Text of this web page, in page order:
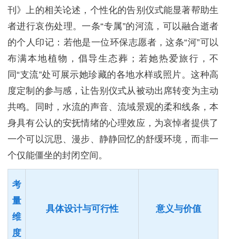
刊》上的相关论述，个性化的告别仪式能显著帮助生
者进行哀伤处理。一条“专属”的河流，可以融合逝者
的个人印记：若他是一位环保志愿者，这条“河”可以
布满本地植物，倡导生态葬；若她热爱旅行，不
同“支流”处可展示她珍藏的各地水样或照片。这种高
度定制的参与感，让告别仪式从被动出席转变为主动
共鸣。同时，水流的声音、流域景观的柔和线条，本
身具有公认的安抚情绪的心理效应，为哀悼者提供了
一个可以沉思、漫步、静静回忆的舒缓环境，而非一
个仅能僵坐的封闭空间。
考
量
维
度
具体设计与可行性 意义与价值